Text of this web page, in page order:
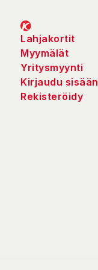
Lahjakortit
Myymälät
Yritysmyynti
Kirjaudu sisään
Rekisteröidy